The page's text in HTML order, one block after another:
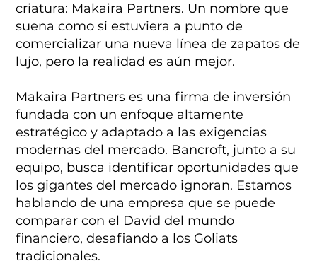
criatura: Makaira Partners. Un nombre que
suena como si estuviera a punto de
comercializar una nueva línea de zapatos de
lujo, pero la realidad es aún mejor.
Makaira Partners es una firma de inversión
fundada con un enfoque altamente
estratégico y adaptado a las exigencias
modernas del mercado. Bancroft, junto a su
equipo, busca identificar oportunidades que
los gigantes del mercado ignoran. Estamos
hablando de una empresa que se puede
comparar con el David del mundo
financiero, desafiando a los Goliats
tradicionales.